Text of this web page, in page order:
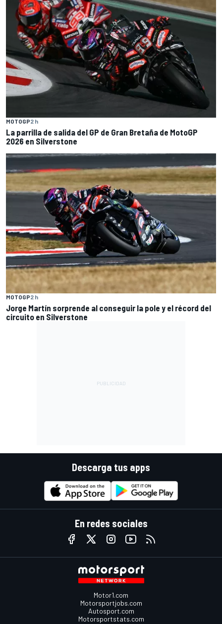
MOTOGP2 h
La parrilla de salida del GP de Gran Bretaña de MotoGP
2026 en Silverstone
MOTOGP2 h
Jorge Martín sorprende al conseguir la pole y el récord del
circuito en Silverstone
Descarga tus apps
En redes sociales
Motor1.com
Motorsportjobs.com
Autosport.com
Motorsportstats.com